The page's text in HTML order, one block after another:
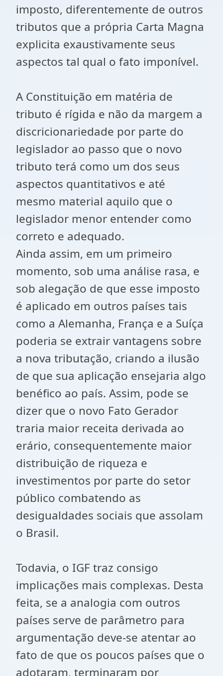
imposto, diferentemente de outros
tributos que a própria Carta Magna
explicita exaustivamente seus
aspectos tal qual o fato imponível.
A Constituição em matéria de
tributo é rígida e não da margem a
discricionariedade por parte do
legislador ao passo que o novo
tributo terá como um dos seus
aspectos quantitativos e até
mesmo material aquilo que o
legislador menor entender como
correto e adequado.
Ainda assim, em um primeiro
momento, sob uma análise rasa, e
sob alegação de que esse imposto
é aplicado em outros países tais
como a Alemanha, França e a Suíça
poderia se extrair vantagens sobre
a nova tributação, criando a ilusão
de que sua aplicação ensejaria algo
benéfico ao país. Assim, pode se
dizer que o novo Fato Gerador
traria maior receita derivada ao
erário, consequentemente maior
distribuição de riqueza e
investimentos por parte do setor
público combatendo as
desigualdades sociais que assolam
o Brasil.
Todavia, o IGF traz consigo
implicações mais complexas. Desta
feita, se a analogia com outros
países serve de parâmetro para
argumentação deve-se atentar ao
fato de que os poucos países que o
adotaram, terminaram por